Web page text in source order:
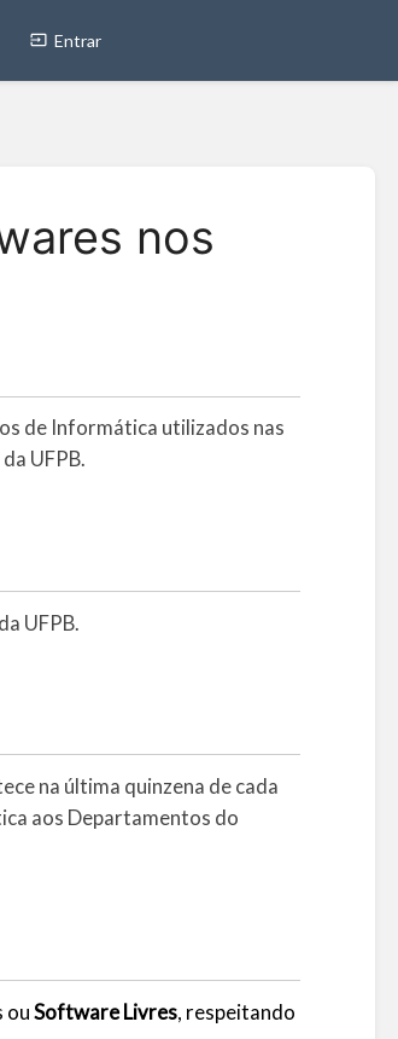
Entrar
nos
de Informática utilizados nas
UFPB.
UFPB.
na última quinzena de cada
aos Departamentos do
ouSoftware Livres, respeitando